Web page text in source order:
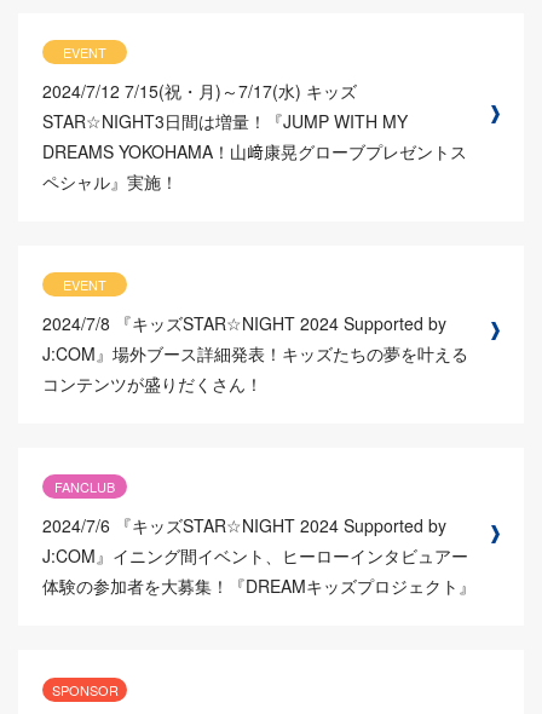
EVENT
2024/7/12 7/15(祝・月)～7/17(水) キッズ
STAR☆NIGHT3日間は増量！『JUMP WITH MY
DREAMS YOKOHAMA！山﨑康晃グローブプレゼントス
ペシャル』実施！
EVENT
2024/7/8
『キッズSTAR☆NIGHT 2024 Supported by
J:COM』場外ブース詳細発表！キッズたちの夢を叶える
コンテンツが盛りだくさん！
FANCLUB
2024/7/6
『キッズSTAR☆NIGHT 2024 Supported by
J:COM』イニング間イベント、ヒーローインタビュアー
体験の参加者を大募集！『DREAMキッズプロジェクト』
SPONSOR